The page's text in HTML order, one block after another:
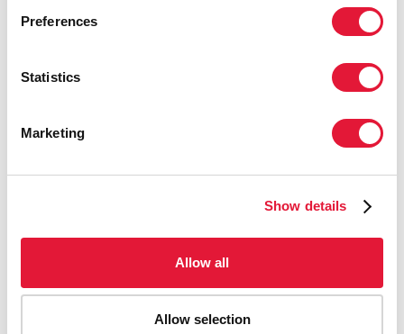
Preferences
Statistics
Marketing
Show details
Allow all
Allow selection
НАВЕЛ ЛАХОЭЛЬ, ПРЕЗИДЕНТ АССОЦИАЦИИ
добиться целей 90–90–90. Для этого
предоставить помощь всем
нуждающимся».
ЯМИНА ЧАККАР, ДИРЕКТОР ГРУППЫ